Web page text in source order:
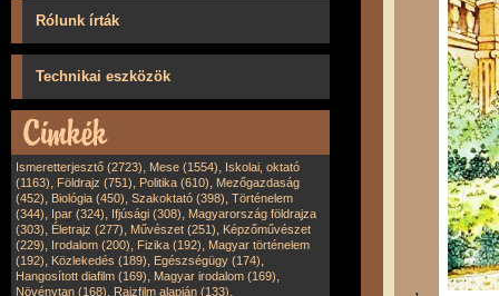
Rólunk írták
Technikai eszközök
Ismeretterjesztő (2723), Mese (1554), Iskolai, oktató
(1163), Földrajz (751), Politika (610), Mezőgazdaság
(452), Biológia (450), Szakoktató (398), Történelem
(344), Ipar (324), Ifjúsági (308), Magyarország földrajza
(303), Életrajz (277), Művészet (251), Képzőművészet
(229), Irodalom (200), Fizika (192), Magyar történelem
(192), Közlekedés (189), Egészségügy (174),
Hangosított diafilm (169), Magyar irodalom (169),
Növénytan (168), Rajzfilm alapján (133),